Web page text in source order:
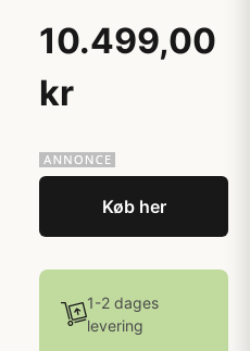
10.499,00
kr
Køb her
1-2 dages
levering